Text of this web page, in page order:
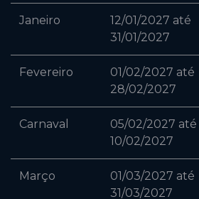
Janeiro
12/01/2027 até
31/01/2027
Fevereiro
01/02/2027 até
28/02/2027
Carnaval
05/02/2027 até
10/02/2027
Março
01/03/2027 até
31/03/2027